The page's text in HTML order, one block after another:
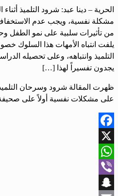
الحرية – دينا عبد: شرود التلميذ
مشكلة نفسية، ويجب عدم الاستخفاف
من تأثيرات سلبية على نمو الطفل
يلفت انتباه الأمهات هذا السلوك
التلميذ وانتباهه، وعلى تحصيله
يجدون تفسيراً لهذا […]
ظهرت المقالة شرود وسرحان
على مشكلات نفسية أولاً على
Facebook
X
WhatsApp
Viber